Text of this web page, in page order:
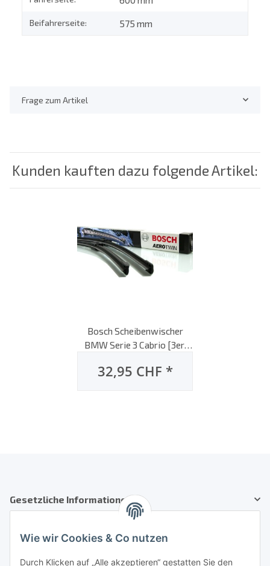
Beifahrerseite: 575 mm
Frage zum Artikel
Kunden kauften dazu folgende Artikel:
Bosch Scheibenwischer
BMW Serie 3 Cabrio [3er,
AeroTwin Flachbalken-
32,95 CHF *
Gesetzliche Informationen
Wie wir Cookies & Co nutzen
Durch Klicken auf „Alle akzeptieren“ gestatten Sie den